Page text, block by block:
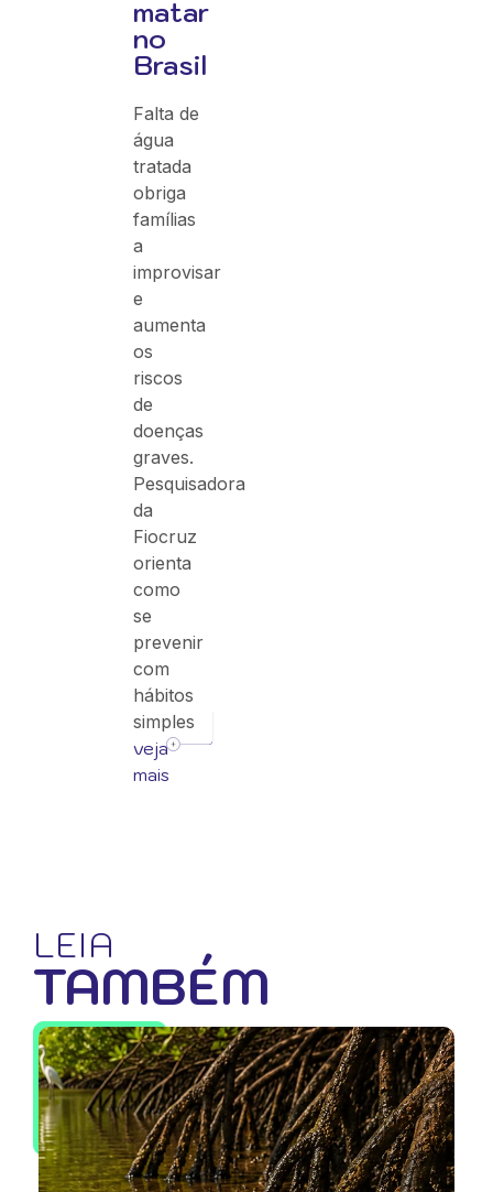
matar
no
Brasil
Falta de
água
tratada
obriga
famílias
a
improvisar
e
aumenta
os
riscos
de
doenças
graves.
Pesquisadora
da
Fiocruz
orienta
como
se
prevenir
com
hábitos
simples
veja
mais
LEIA
TAMBÉM